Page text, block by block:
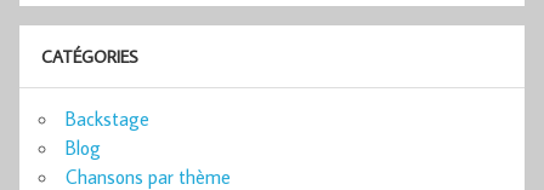
CATÉGORIES
Backstage
Blog
Chansons par thème